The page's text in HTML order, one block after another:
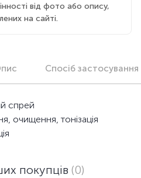
від фото або опису,
на сайті.
Спосіб застосування
спрей
очищення, тонізація
покупців (0)